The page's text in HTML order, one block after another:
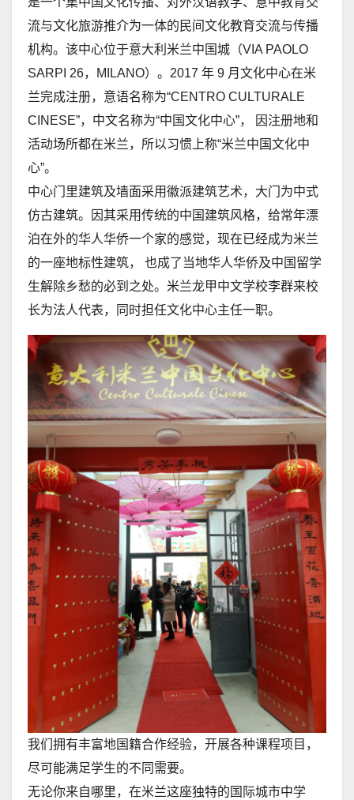
流与文化旅游推介为一体的民间文化教育交流与传播
机构。该中心位于意大利米兰中国城（VIA PAOLO
SARPI 26，MILANO）。2017 年 9 月文化中心在米
兰完成注册，意语名称为“CENTRO CULTURALE
CINESE”，中文名称为“中国文化中心”， 因注册地和
活动场所都在米兰，所以习惯上称“米兰中国文化中
心”。
中心门里建筑及墙面采用徽派建筑艺术，大门为中式
仿古建筑。因其采用传统的中国建筑风格，给常年漂
泊在外的华人华侨一个家的感觉，现在已经成为米兰
的一座地标性建筑， 也成了当地华人华侨及中国留学
生解除乡愁的必到之处。米兰龙甲中文学校李群来校
长为法人代表，同时担任文化中心主任一职。
我们拥有丰富地国籍合作经验，开展各种课程项目，
尽可能满足学生的不同需要。
无论你来自哪里，在米兰这座独特的国际城市中学